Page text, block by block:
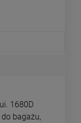
1680D
bagażu,